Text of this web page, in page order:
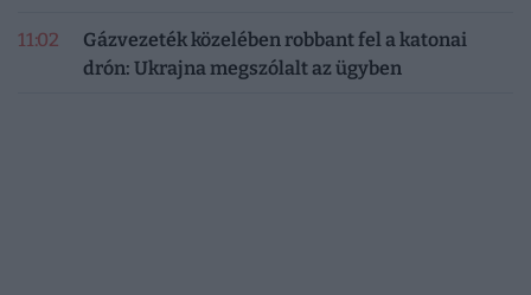
11:02
Gázvezeték közelében robbant fel a katonai
drón: Ukrajna megszólalt az ügyben